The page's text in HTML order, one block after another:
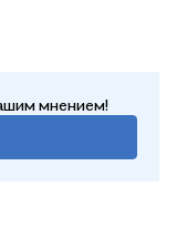
мнением!